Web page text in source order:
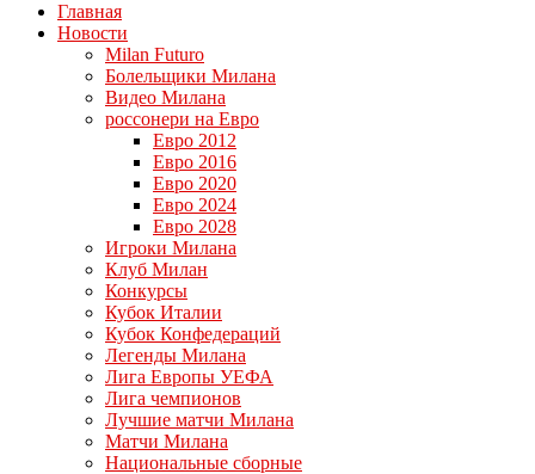
Главная
Новости
Milan Futuro
Болельщики Милана
Видео Милана
россонери на Евро
Евро 2012
Евро 2016
Евро 2020
Евро 2024
Евро 2028
Игроки Милана
Клуб Милан
Конкурсы
Кубок Италии
Кубок Конфедераций
Легенды Милана
Лига Европы УЕФА
Лига чемпионов
Лучшие матчи Милана
Матчи Милана
Национальные сборные